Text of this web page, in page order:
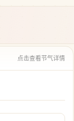
点击查看节气详情